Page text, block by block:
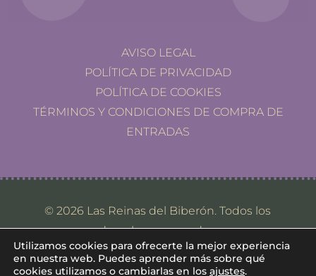
AVISO LEGAL
POLÍTICA DE PRIVACIDAD
POLÍTICA DE COOKIES
TÉRMINOS Y CONDICIONES DE COMPRA DE
ENTRADAS
© 2026 Las Reinas del Biberón. Todos los
derechos reservados.
Utilizamos cookies para ofrecerte la mejor experiencia
en nuestra web. Puedes aprender más sobre qué
cookies utilizamos o cambiarlas en los ajustes.